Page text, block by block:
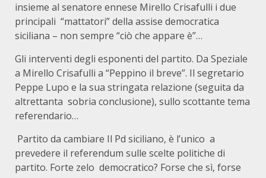
insieme al senatore ennese Mirello Crisafulli i due
principali “mattatori” della assise democratica
siciliana – non sempre “ciò che appare è”…
Gli interventi degli esponenti del partito. Da Speziale
a Mirello Crisafulli a “Peppino il breve”. Il segretario
Peppe Lupo e la sua stringata relazione (seguita da
altrettanta sobria conclusione), sullo scottante tema
referendario…
Partito da cambiare Il Pd siciliano, è l’unico a
prevedere il referendum sulle scelte politiche di
partito. Forte zelo democratico? Forse che sì, forse